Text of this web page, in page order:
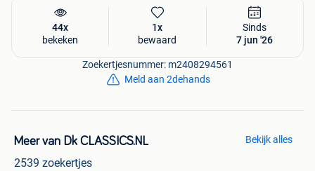
44x
bekeken
1x
bewaard
Sinds
7 jun '26
Zoekertjesnummer: m2408294561
Meld aan 2dehands
Meer van Dk CLASSICS.NL
2539 zoekertjes
Bekijk alles